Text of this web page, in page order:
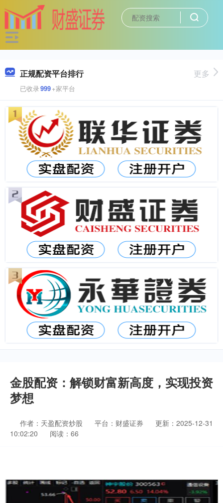
正规配资平台排行
已收录999+家平台
更多
金股配资：解锁财富新高度，实现投资
梦想
作者：天盈配资炒股 平台：财盛证券
更新：2025-12-31
10:02:20
阅读：66